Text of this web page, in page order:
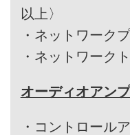
以上〉
・ ネットワーク
・ ネットワーク
オーディオアン
・ コントロール